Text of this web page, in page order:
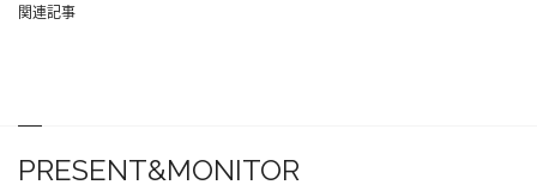
関連記事
PRESENT&MONITOR